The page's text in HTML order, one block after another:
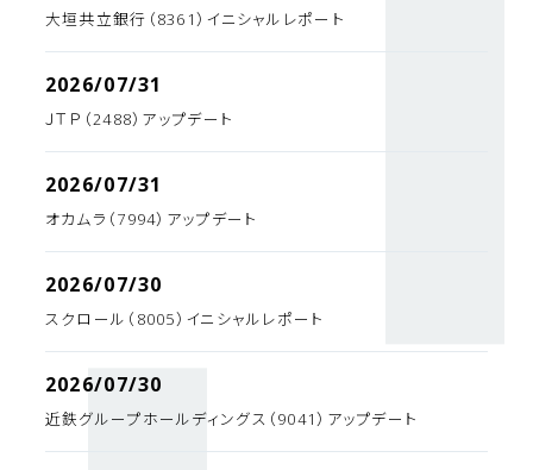
大垣共立銀行（8361）イニシャルレポート
2026/07/31
ＪＴＰ（2488）アップデート
2026/07/31
オカムラ（7994）アップデート
2026/07/30
スクロール（8005）イニシャルレポート
2026/07/30
近鉄グループホールディングス（9041）アップデート